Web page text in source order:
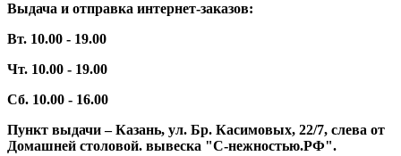
Выдача и отправка интернет-заказов:
Вт. 10.00 - 19.00
Чт. 10.00 - 19.00
Сб. 10.00 - 16.00
Пункт выдачи – Казань, ул. Бр. Касимовых, 22/7, слева от
Домашней столовой. вывеска "С-нежностью.РФ".